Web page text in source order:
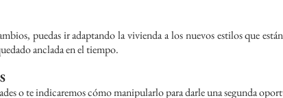
puedas ir adaptando la vivienda a los nuevos estilos que
anclada en el tiempo.
o te indicaremos cómo manipularlo para darle una segunda